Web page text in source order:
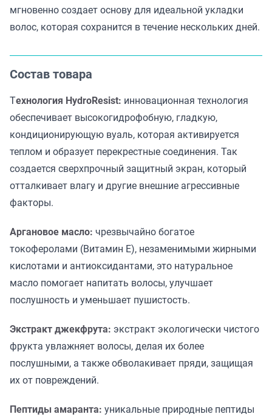
мгновенно создает основу для идеальной укладки
волос, которая сохранится в течение нескольких дней.
Состав товара
Технология HydroResist: инновационная технология
обеспечивает высокогидрофобную, гладкую,
кондиционирующую вуаль, которая активируется
теплом и образует перекрестные соединения. Так
создается сверхпрочный защитный экран, который
отталкивает влагу и другие внешние агрессивные
факторы.
Аргановое масло: чрезвычайно богатое
токоферолами (Витамин Е), незаменимыми жирными
кислотами и антиоксидантами, это натуральное
масло помогает напитать волосы, улучшает
послушность и уменьшает пушистость.
Экстракт джекфрута: экстракт экологически чистого
фрукта увлажняет волосы, делая их более
послушными, а также обволакивает пряди, защищая
их от повреждений.
Пептиды амаранта: уникальные природные пептиды